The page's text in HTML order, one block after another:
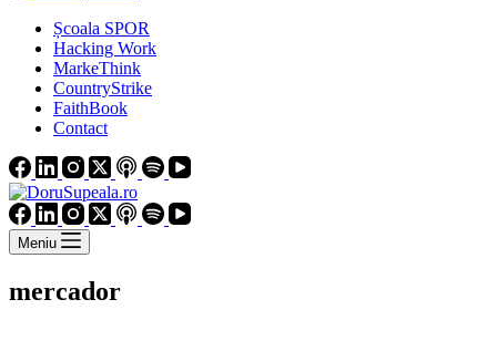
Școala SPOR
Hacking Work
MarkeThink
CountryStrike
FaithBook
Contact
Meniu
mercador